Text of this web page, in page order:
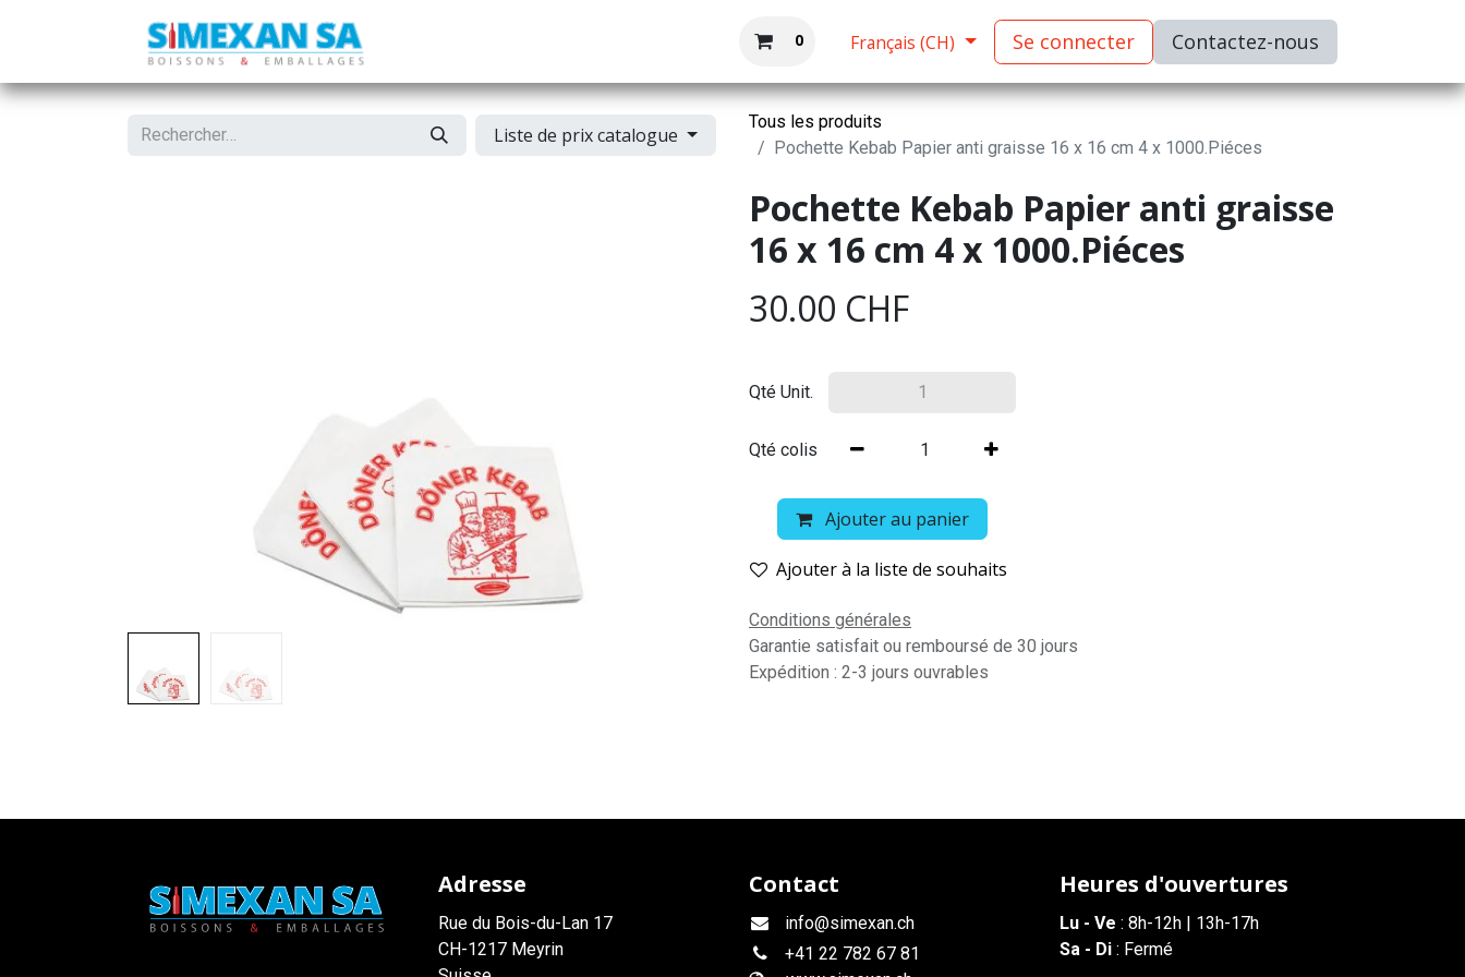
0 Français (CH) Se connecter C​​​​ontactez-nous
Liste de prix catalogue
Tous les produits
Pochette Kebab Papier anti graisse 16 x 16 cm 4 x 1000.Piéces
Pochette Kebab Papier anti graisse
16 x 16 cm 4 x 1000.Piéces
30.00 CHF
Qté Unit.
Qté colis
Ajouter au panier
Ajouter à la liste de souhaits
Conditions générales
Garantie satisfait ou remboursé de 30 jours
Expédition : 2-3 jours ouvrables
Adresse
Rue du Bois-du-Lan 17
CH-1217 Meyrin
Contact
info@simexan.ch
+41 22 782 67 81
Heures d'ouvertures
Lu - Ve : 8h-12h | 13h-17h
Sa - Di : Fermé